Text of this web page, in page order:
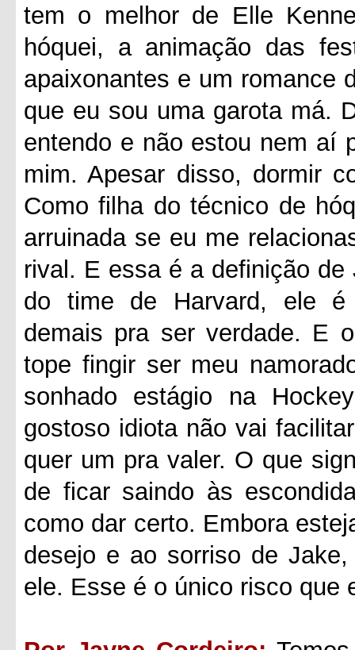
tem o melhor de Elle
hóquei, a animação das
apaixonantes e um romance
que eu sou uma garota má.
entendo e não estou nem aí
mim. Apesar disso, dormir
Como filha do técnico de
arruinada se eu me
rival. E essa é a definição
do time de Harvard, ele é
demais pra ser verdade. E
tope fingir ser meu
sonhado estágio na
gostoso idiota não vai
quer um pra valer. O que
de ficar saindo às
como dar certo. Embora
desejo e ao sorriso de
ele. Esse é o único risco que